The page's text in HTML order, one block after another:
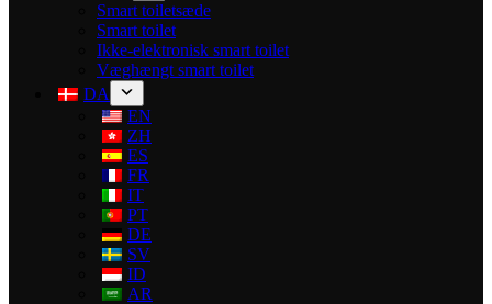
Smart toiletsæde
Smart toilet
Ikke-elektronisk smart toilet
Væghængt smart toilet
DA
EN
ZH
ES
FR
IT
PT
DE
SV
ID
AR